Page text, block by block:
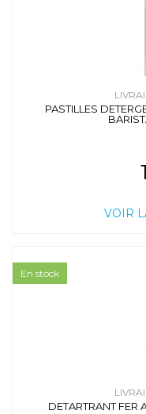
PASTILLES
VOIR
DETARTRANT FER
En stock